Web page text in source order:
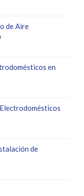
de Aire
en
de